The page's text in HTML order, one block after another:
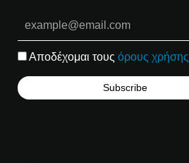
Αποδέχομαι τους όρους χρήσης